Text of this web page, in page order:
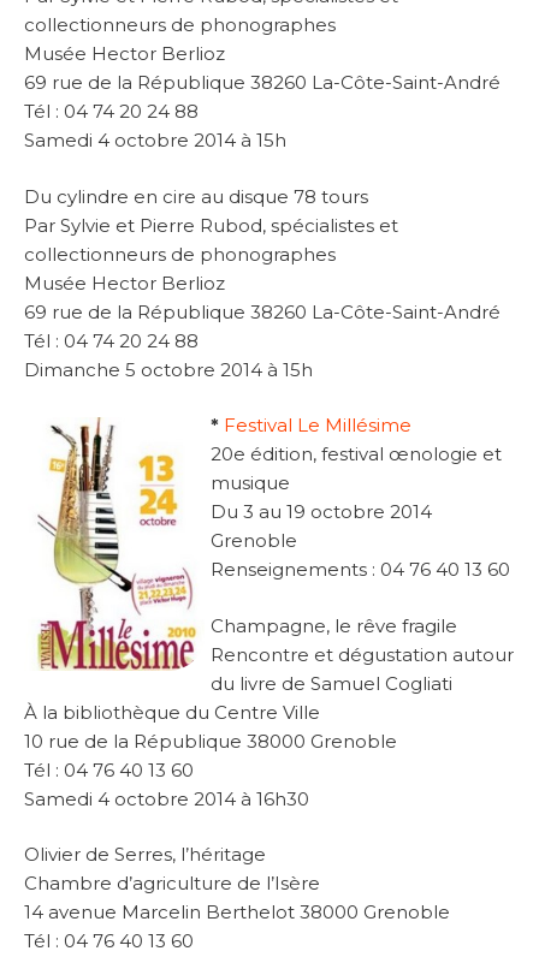
collectionneurs de phonographes
Musée Hector Berlioz
69 rue de la République 38260 La-Côte-Saint-André
Tél : 04 74 20 24 88
Samedi 4 octobre 2014 à 15h
Du cylindre en cire au disque 78 tours
Par Sylvie et Pierre Rubod, spécialistes et
collectionneurs de phonographes
Musée Hector Berlioz
69 rue de la République 38260 La-Côte-Saint-André
Tél : 04 74 20 24 88
Dimanche 5 octobre 2014 à 15h
* Festival Le Millésime
20e édition, festival œnologie et
musique
Du 3 au 19 octobre 2014
Grenoble
Renseignements : 04 76 40 13 60
Champagne, le rêve fragile
Rencontre et dégustation autour
du livre de Samuel Cogliati
À la bibliothèque du Centre Ville
10 rue de la République 38000 Grenoble
Tél : 04 76 40 13 60
Samedi 4 octobre 2014 à 16h30
Olivier de Serres, l’héritage
Chambre d’agriculture de l’Isère
14 avenue Marcelin Berthelot 38000 Grenoble
Tél : 04 76 40 13 60